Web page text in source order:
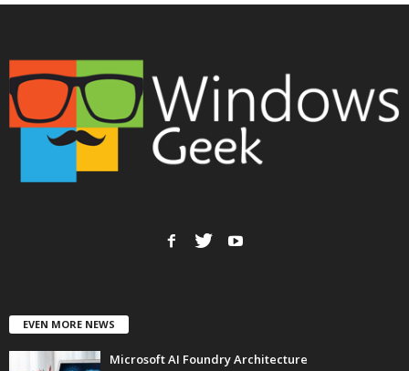
EVEN MORE NEWS
Microsoft AI Foundry Architecture